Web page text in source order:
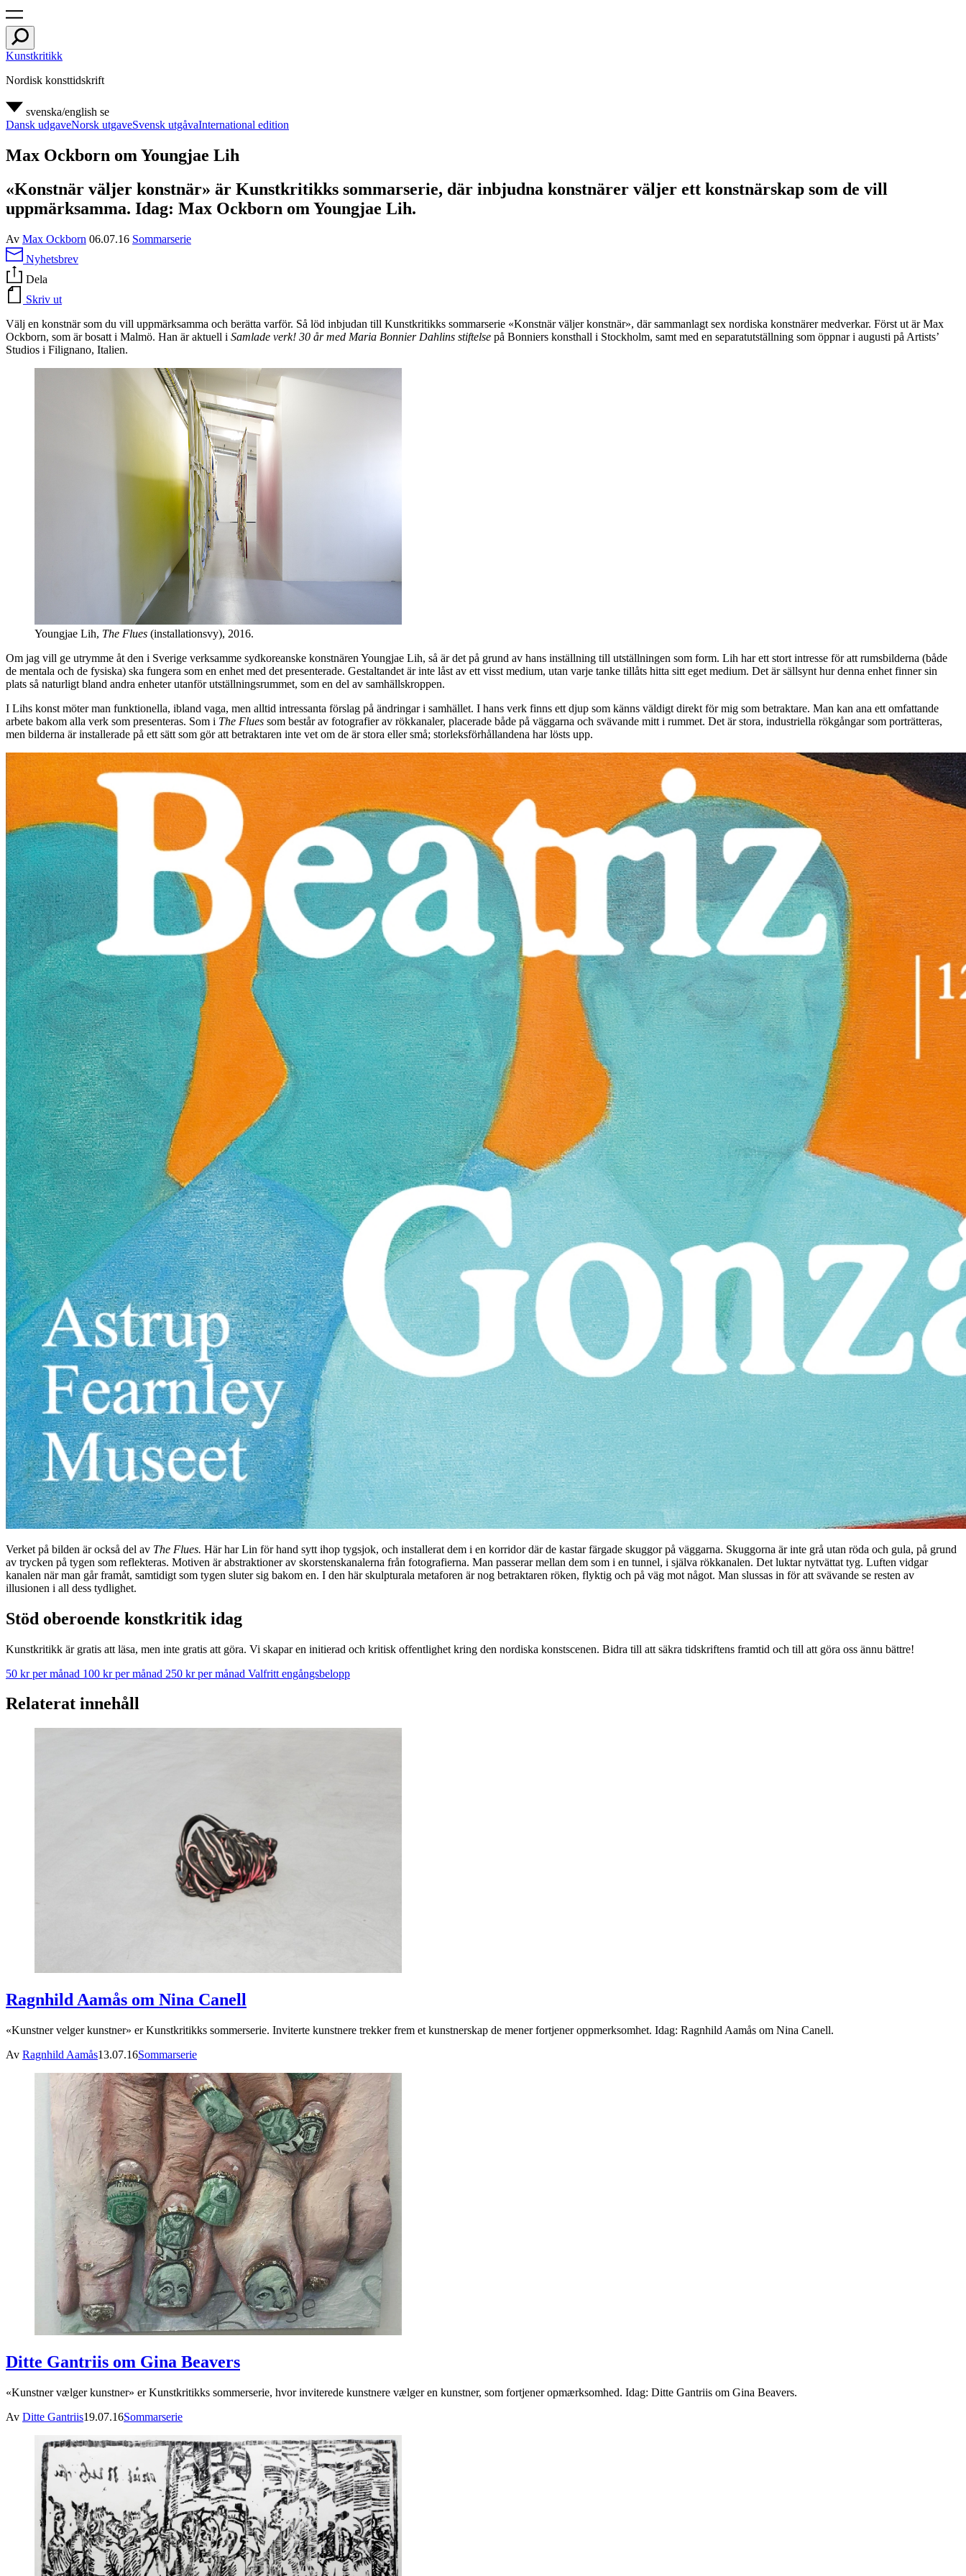
Kunstkritikk
Nordisk konsttidskrift
svenska/english se
Dansk udgaveNorsk utgaveSvensk utgåvaInternational edition
Max Ockborn om Youngjae Lih
«Konstnär väljer konstnär» är Kunstkritikks sommarserie, där inbjudna konstnärer väljer ett konstnärskap som de vill
uppmärksamma. Idag: Max Ockborn om Youngjae Lih.
Av Max Ockborn 06.07.16 Sommarserie
Nyhetsbrev
Dela
Skriv ut
Välj en konstnär som du vill uppmärksamma och berätta varför. Så löd inbjudan till Kunstkritikks sommarserie «Konstnär väljer konstnär», där sammanlagt sex nordiska konstnärer medverkar. Först ut är Max
Ockborn, som är bosatt i Malmö. Han är aktuell i Samlade verk! 30 år med Maria Bonnier Dahlins stiftelse på Bonniers konsthall i Stockholm, samt med en separatutställning som öppnar i augusti på Artists’
Studios i Filignano, Italien.
Youngjae Lih, The Flues (installationsvy), 2016.
Om jag vill ge utrymme åt den i Sverige verksamme sydkoreanske konstnären Youngjae Lih, så är det på grund av hans inställning till utställningen som form. Lih har ett stort intresse för att rumsbilderna (både
de mentala och de fysiska) ska fungera som en enhet med det presenterade. Gestaltandet är inte låst av ett visst medium, utan varje tanke tillåts hitta sitt eget medium. Det är sällsynt hur denna enhet finner sin
plats så naturligt bland andra enheter utanför utställningsrummet, som en del av samhällskroppen.
I Lihs konst möter man funktionella, ibland vaga, men alltid intressanta förslag på ändringar i samhället. I hans verk finns ett djup som känns väldigt direkt för mig som betraktare. Man kan ana ett omfattande
arbete bakom alla verk som presenteras. Som i The Flues som består av fotografierav rökkanaler, placerade både på väggarna och svävande mitt i rummet. Det är stora, industriella rökgångar som porträtteras,
men bilderna är installerade på ett sätt som gör att betraktaren inte vet om de är stora eller små; storleksförhållandena har lösts upp.
Verket på bilden är också del av The Flues. Här har Lin för hand sytt ihop tygsjok, och installerat dem i en korridor där de kastar färgade skuggor på väggarna. Skuggorna är inte grå utan röda och gula, på grund
av trycken på tygen som reflekteras. Motiven är abstraktioner av skorstenskanalerna från fotografierna. Man passerar mellan dem som i en tunnel, i själva rökkanalen. Det luktar nytvättat tyg. Luften vidgar
kanalen när man går framåt, samtidigt som tygen sluter sig bakom en. I den här skulpturala metaforen är nog betraktaren röken, flyktig och på väg mot något. Man slussas in för att svävande se resten av
illusionen i all dess tydlighet.
Stöd oberoende konstkritik idag
Kunstkritikk är gratis att läsa, men inte gratis att göra. Vi skapar en initierad och kritisk offentlighet kring den nordiska konstscenen. Bidra till att säkra tidskriftens framtid och till att göra oss ännu bättre!
50 kr per månad 100 kr per månad 250 kr per månad Valfritt engångsbelopp
Relaterat innehåll
Ragnhild Aamås om Nina Canell
«Kunstner velger kunstner» er Kunstkritikks sommerserie. Inviterte kunstnere trekker frem et kunstnerskap de mener fortjener oppmerksomhet. Idag: Ragnhild Aamås om Nina Canell.
Av Ragnhild Aamås13.07.16Sommarserie
Ditte Gantriis om Gina Beavers
«Kunstner vælger kunstner» er Kunstkritikks sommerserie, hvor inviterede kunstnere vælger en kunstner, som fortjener opmærksomhed. Idag: Ditte Gantriis om Gina Beavers.
Av Ditte Gantriis19.07.16Sommarserie